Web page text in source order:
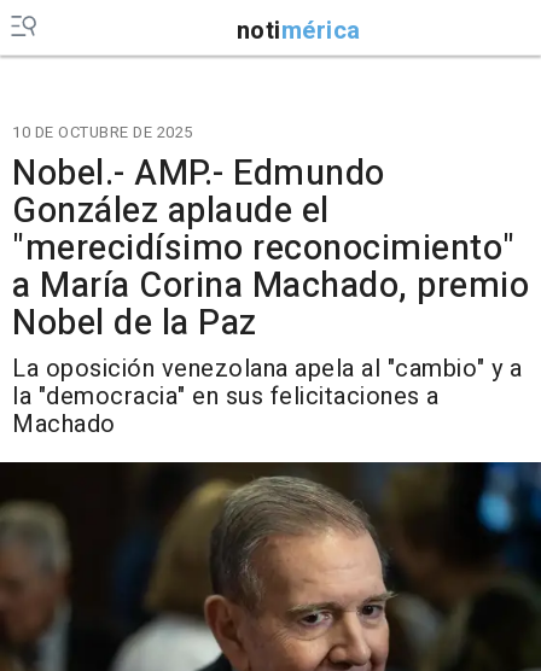
notimérica
10 DE OCTUBRE DE 2025
Nobel.- AMP.- Edmundo
González aplaude el
"merecidísimo reconocimiento"
a María Corina Machado, premio
Nobel de la Paz
La oposición venezolana apela al "cambio" y a
la "democracia" en sus felicitaciones a
Machado